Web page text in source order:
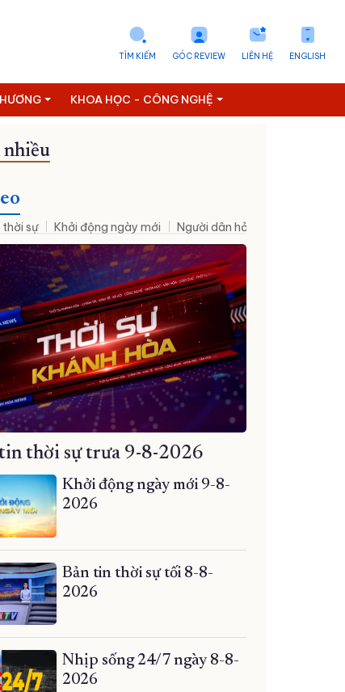
ENGLISH
LIÊN HỆ
GÓC REVIEW
TÌM KIẾM
KHOA HỌC - CÔNG NGHỆ
dụng
nhiều
thời sự Khởi động ngày mới Người dân hỏi – Cơ quan nhà
thời sự trưa 9-8-2026
Khởi động ngày mới 9-8-
2026
Bản tin thời sự tối 8-8-
2026
Nhịp sống 24/7 ngày 8-8-
2026